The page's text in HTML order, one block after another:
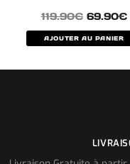
119.90€ 69.90€
AJOUTER AU PANIER